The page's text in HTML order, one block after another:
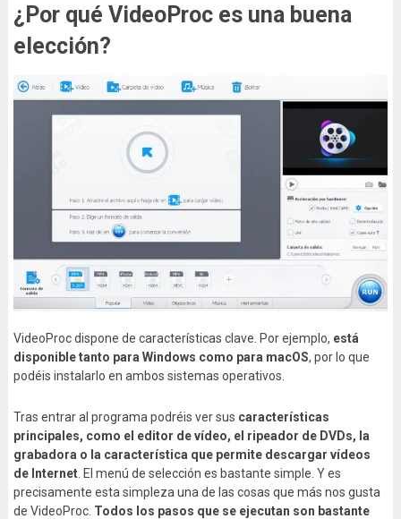
¿Por qué VideoProc es una buena
elección?
VideoProc dispone de características clave. Por ejemplo, está
disponible tanto para Windows como para macOS, por lo que
podéis instalarlo en ambos sistemas operativos.
Tras entrar al programa podréis ver sus características
principales, como el editor de vídeo, el ripeador de DVDs, la
grabadora o la característica que permite descargar vídeos
de Internet. El menú de selección es bastante simple. Y es
precisamente esta simpleza una de las cosas que más nos gusta
de VideoProc. Todos los pasos que se ejecutan son bastante